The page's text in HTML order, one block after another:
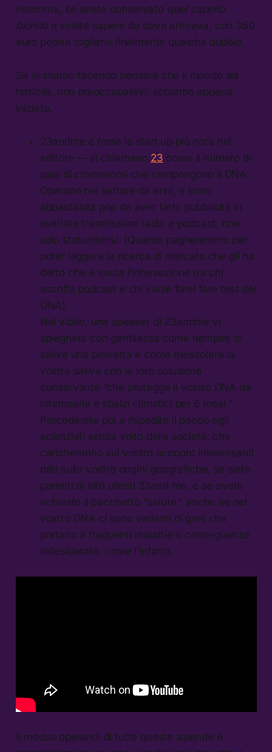
insomma, se avete conservato quel capello
biondoe volete sapere da dove arrivava, con 350
euro potete togliervi finalmente qualche dubbio.
Se vi stiamo facendo pensare che il mondo sia
terribile, non preoccupatevi: abbiamo appena
iniziato.
23andme è forse la start up più nota nel
settore — si chiamano 23 come il numero di
paia di cromosomi che compongono il DNA.
Operano nel settore da anni, e sono
abbastanza pop da aver fatto pubblicità in
svariate trasmissioni radio e podcast, non
solo statunitensi. (Quanto pagheremmo per
poter leggere la ricerca di mercato che gli ha
detto che è vasta l’intersezione tra chi
ascolta podcast e chi vuole farsi fare test del
DNA)
Nel video, una speaker di 23andme vi
spiegherà con gentilezza come riempire di
saliva una provetta e come mescolare la
vostra saliva con la loro soluzione
conservante “che protegge il vostro DNA da
intemperie e sbalzi climatici per 6 mesi.”
Procederete poi a rispedire il pacco agli
scienziati senza volto della società, che
caricheranno sul vostro account interessanti
dati sulle vostre origini geografiche, se siete
parenti di altri utenti 23and me, e se avete
richiesto il pacchetto “salute,” anche se nel
vostro DNA ci sono varianti di geni che
portano a frequenti malattie o conseguenze
indesiderate, come l’infarto.
Il modus operandi di tutte queste aziende è